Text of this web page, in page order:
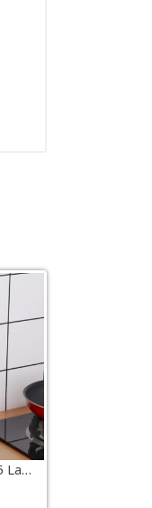
Kitchen Punch Free 5 Layer Portable Space Saving Dish Rack